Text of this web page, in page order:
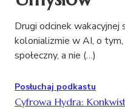
Drugi odcinek wakacyjnej
kolonializmie w AI, o
społeczny, a nie (…)
Posłuchaj podkastu
Cyfrowa Hydra: